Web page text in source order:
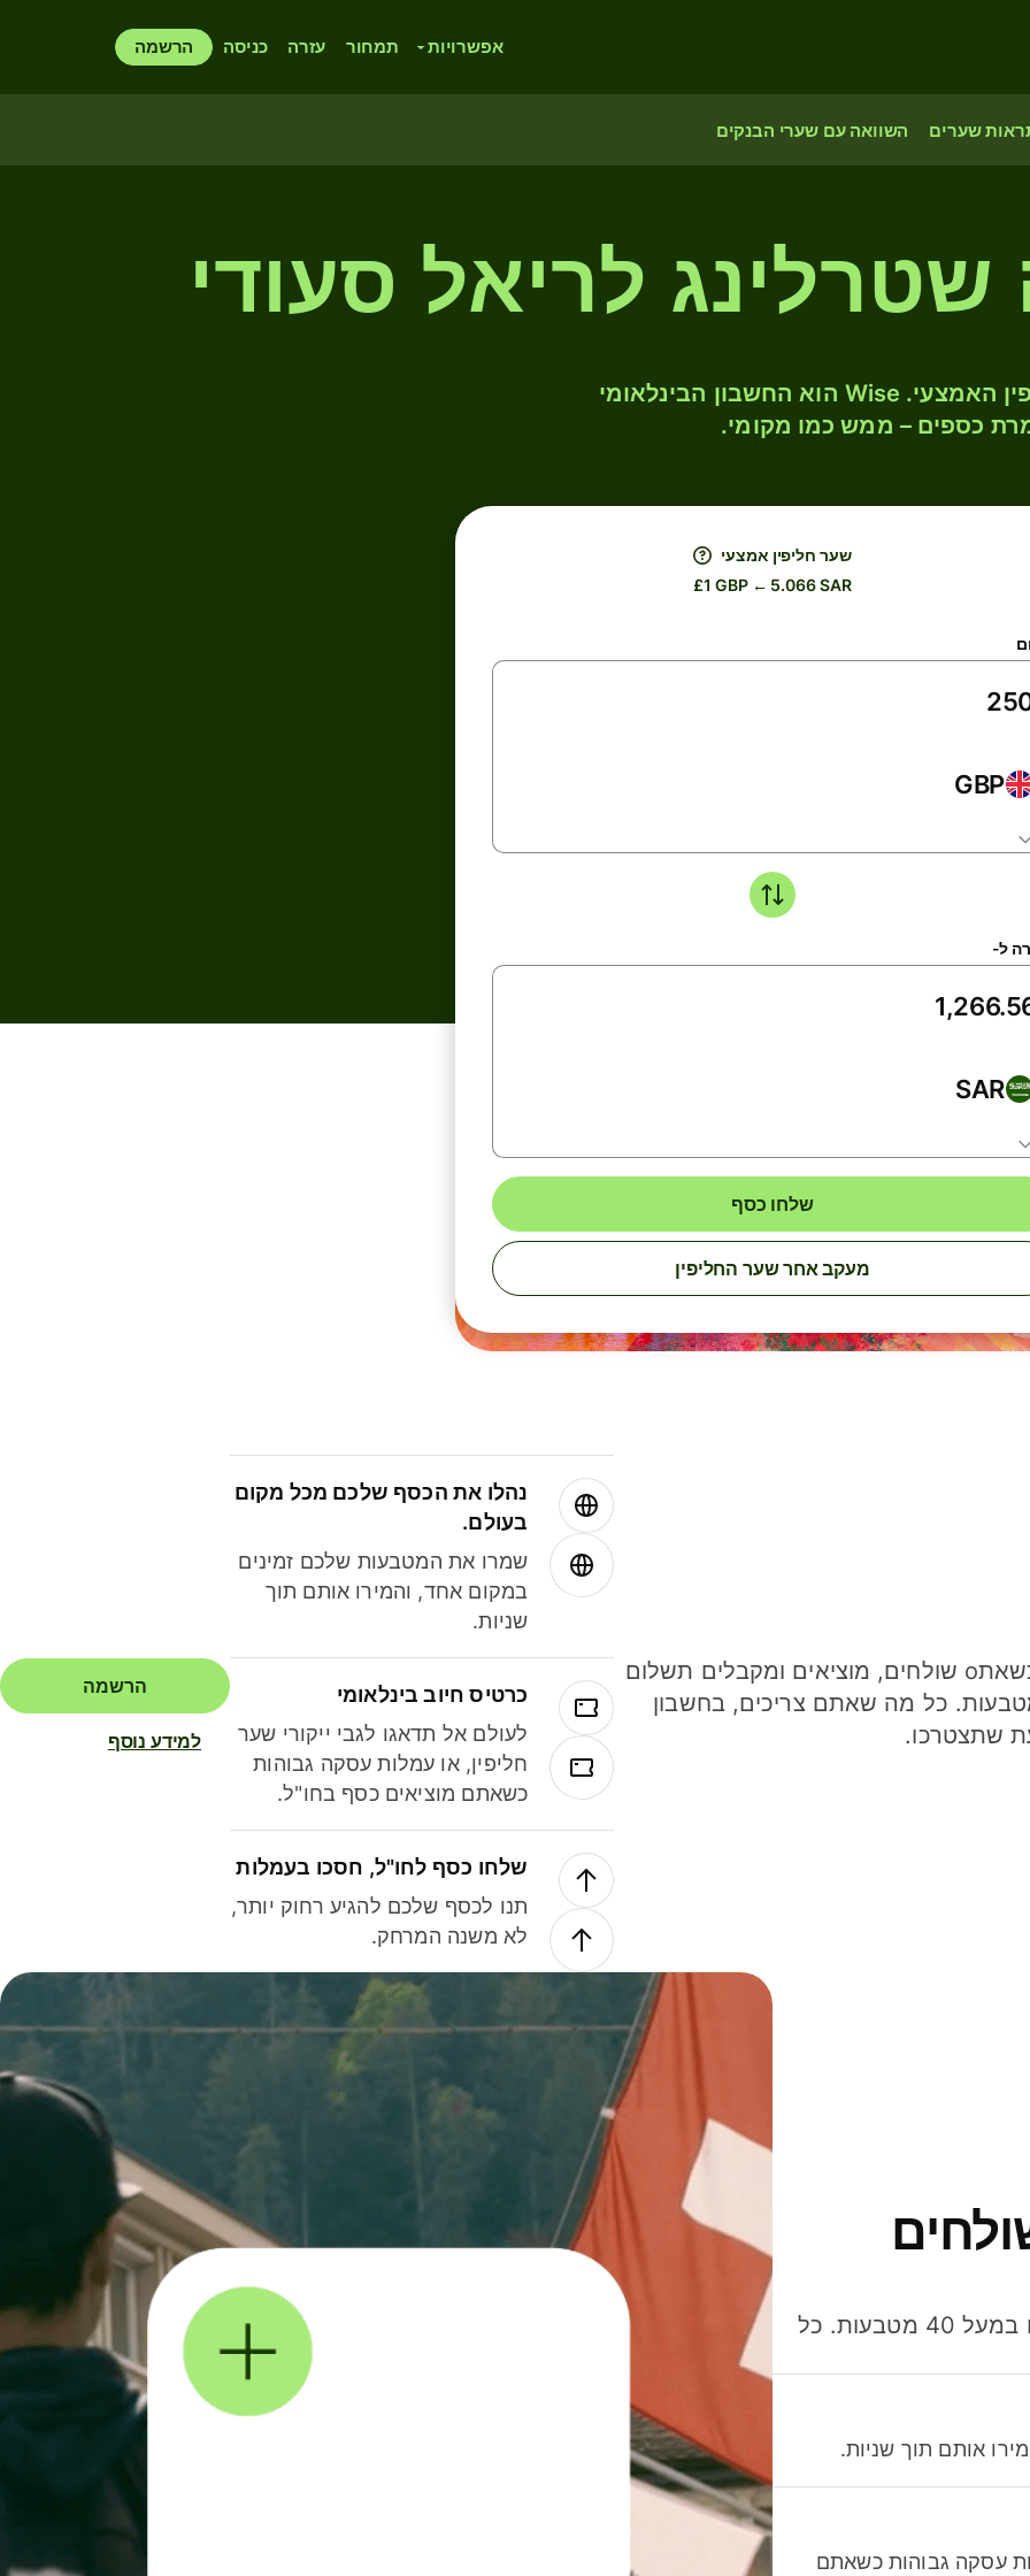
אפשרויות תמחור עזרה כניסה הרשמה
שערים השוואה עם שערי הבנקים
המירו GBP ל- SAR לפי שער החליפין האמצעי. Wise הוא החשבון הבינלאומי
כספים – ממש כמו מקומי.
שער חליפין אמצעי
£1 GBP ← 5.066 SAR
GBP
ל-
SAR
שלחו כסף
מעקב אחר שער החליפין
חסכו כסף כשאתo שולחים, מוציאים ומקבלים תשלום
40 מטבעות. כל מה שאתם צריכים, בחשבון
שתצטרכו.
נהלו את הכסף שלכם מכל מקום
בעולם.
שמרו את המטבעות שלכם זמינים
במקום אחד, והמירו אותם תוך
שניות.
כרטיס חיוב בינלאומי
לעולם אל תדאגו לגבי ייקורי שער
חליפין, או עמלות עסקה גבוהות
כשאתם מוציאים כסף בחו"ל.
שלחו כסף לחו"ל, חסכו בעמלות
תנו לכסף שלכם להגיע רחוק יותר,
לא משנה המרחק.
הרשמה
למידע נוסף
חסכו כסף כשאתo שולחים, מוציאים ומקבלים תשלום במעל 40 מטבעות. כל
אותם תוך שניות.
עסקה גבוהות כשאתם